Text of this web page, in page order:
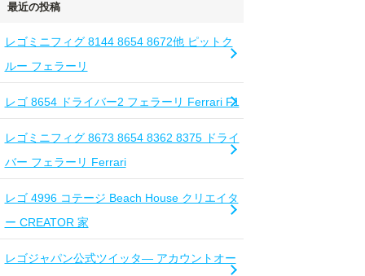
最近の投稿
レゴミニフィグ 8144 8654 8672他 ピットク
ルー フェラーリ
レゴ 8654 ドライバー2 フェラーリ Ferrari F1
レゴミニフィグ 8673 8654 8362 8375 ドライ
バー フェラーリ Ferrari
レゴ 4996 コテージ Beach House クリエイタ
ー CREATOR 家
レゴジャパン公式ツイッタ― アカウントオー